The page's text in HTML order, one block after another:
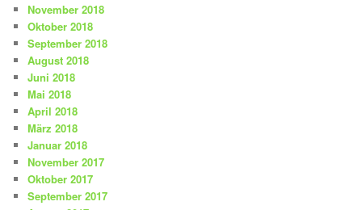
November 2018
Oktober 2018
September 2018
August 2018
Juni 2018
Mai 2018
April 2018
März 2018
Januar 2018
November 2017
Oktober 2017
September 2017